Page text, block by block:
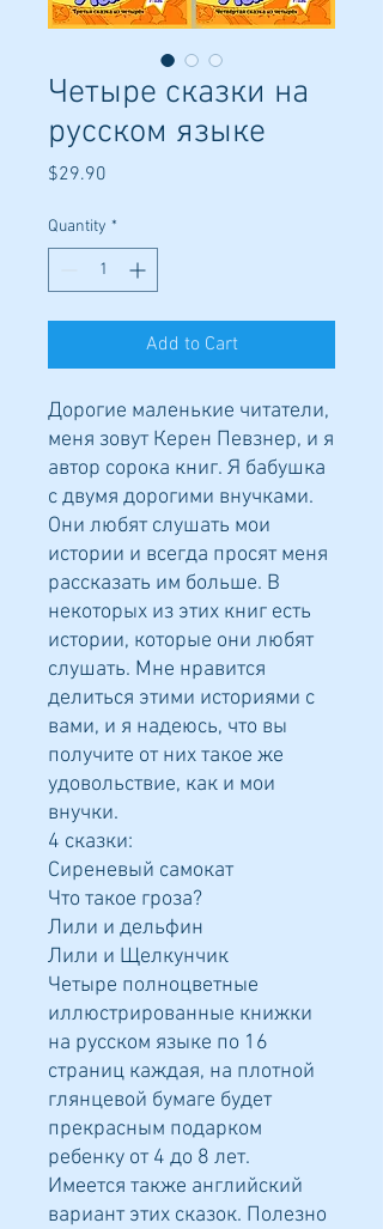
Четыре сказки на
русском языке
$29.90
Quantity *
Add to Cart
Дорогие маленькие читатели,
меня зовут Керен Певзнер, и я
автор сорока книг. Я бабушка
с двумя дорогими внучками.
Они любят слушать мои
истории и всегда просят меня
рассказать им больше. В
некоторых из этих книг есть
истории, которые они любят
слушать. Мне нравится
делиться этими историями с
вами, и я надеюсь, что вы
получите от них такое же
удовольствие, как и мои
внучки.
4 сказки:
Сиреневый самокат
Что такое гроза?
Лили и дельфин
Лили и Щелкунчик
Четыре полноцветные
иллюстрированные книжки
на русском языке по 16
страниц каждая, на плотной
глянцевой бумаге будет
прекрасным подарком
ребенку от 4 до 8 лет.
Имеется также английский
вариант этих сказок. Полезно